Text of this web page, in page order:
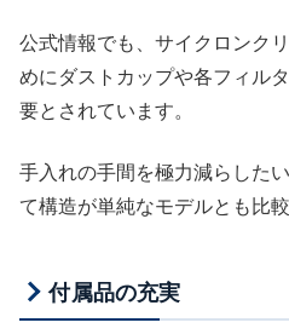
公式情報でも、サイクロンク
めにダストカップや各フィル
要とされています。
手入れの手間を極力減らした
て構造が単純なモデルとも比
付属品の充実